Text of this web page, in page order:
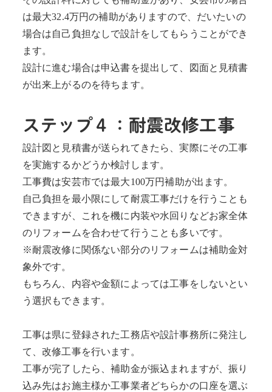
は最大32.4万円の補助がありますので、だいたいの
場合は自己負担なしで設計をしてもらうことができ
ます。
設計に進む場合は申込書を提出して、図面と見積書
が出来上がるのを待ちます。
ステップ４：耐震改修工事
設計図と見積書が送られてきたら、実際にその工事
を実施するかどうか検討します。
工事費は安芸市では最大100万円補助が出ます。
自己負担を最小限にして耐震工事だけを行うことも
できますが、これを機に内装や水回りなどお家全体
のリフォームを合わせて行うことも多いです。
※耐震改修に関係ない部分のリフォームは補助金対
象外です。
もちろん、内容や金額によっては工事をしないとい
う選択もできます。
工事は県に登録された工務店や設計事務所に発注し
て、改修工事を行います。
工事が完了したら、補助金が振込まれますが、振り
込み先はお施主様か工事業者どちらかの口座を選ぶ